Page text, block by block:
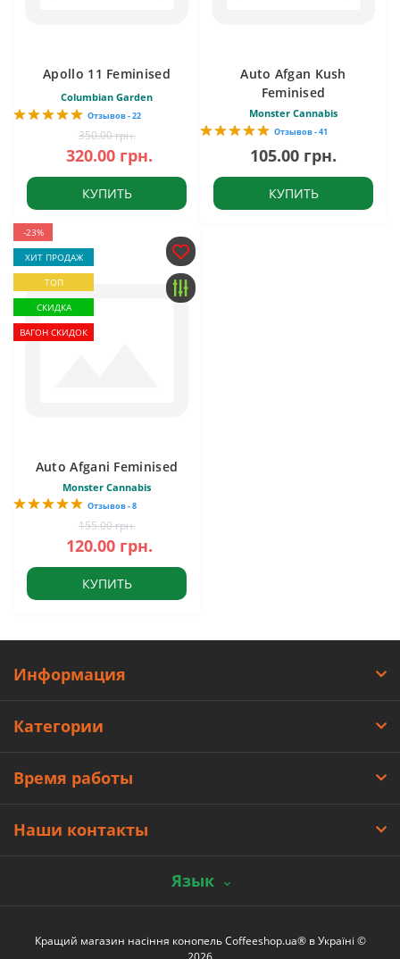
Apollo 11 Feminised
Columbian Garden
Отзывов - 22
350.00 грн.
320.00 грн.
КУПИТЬ
Auto Afgan Kush
Feminised
Monster Cannabis
Отзывов - 41
105.00 грн.
КУПИТЬ
-23%
ХИТ ПРОДАЖ
ТОП
СКИДКА
ВАГОН СКИДОК
Auto Afgani Feminised
Monster Cannabis
Отзывов - 8
155.00 грн.
120.00 грн.
КУПИТЬ
Информация
Категории
Время работы
Наши контакты
Язык
Кращий магазин насіння конопель Coffeeshop.ua® в Україні ©